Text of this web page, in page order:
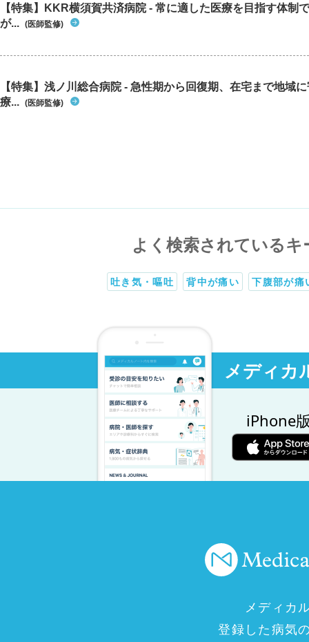
【特集】KKR横須賀共済病院 - 常に適した医療を目指す体制
が... (医師監修)
【特集】浅ノ川総合病院 - 急性期から回復期、在宅まで地域
療... (医師監修)
よく検索されているキ
吐き気・嘔吐 背中が痛い 下腹部が痛
メディカ
iPhone
メディカ
登録した病気